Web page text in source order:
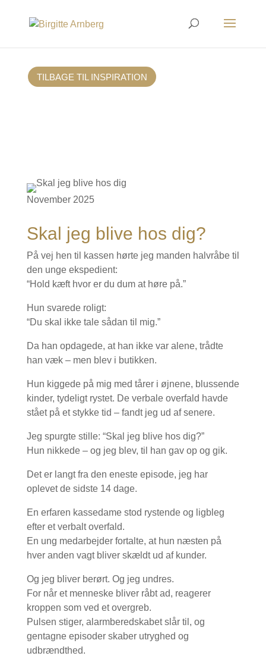
TILBAGE TIL INSPIRATION
November 2025
Skal jeg blive hos dig?
På vej hen til kassen hørte jeg manden halvråbe til
den unge ekspedient:
“Hold kæft hvor er du dum at høre på.”
Hun svarede roligt:
“Du skal ikke tale sådan til mig.”
Da han opdagede, at han ikke var alene, trådte
han væk – men blev i butikken.
Hun kiggede på mig med tårer i øjnene, blussende
kinder, tydeligt rystet. De verbale overfald havde
stået på et stykke tid – fandt jeg ud af senere.
Jeg spurgte stille: “Skal jeg blive hos dig?”
Hun nikkede – og jeg blev, til han gav op og gik.
Det er langt fra den eneste episode, jeg har
oplevet de sidste 14 dage.
En erfaren kassedame stod rystende og ligbleg
efter et verbalt overfald.
En ung medarbejder fortalte, at hun næsten på
hver anden vagt bliver skældt ud af kunder.
Og jeg bliver berørt. Og jeg undres.
For når et menneske bliver råbt ad, reagerer
kroppen som ved et overgreb.
Pulsen stiger, alarmberedskabet slår til, og
gentagne episoder skaber utryghed og
udbrændthed.